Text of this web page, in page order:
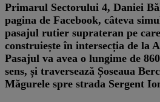
Primarul Sectorului 4, Daniei
pagina de Facebook, câteva
pasajul rutier suprateran pe
construiește în intersecția de la
Pasajul va avea o lungime de
sens, și traversează Șoseaua
Măgurele spre strada Sergent